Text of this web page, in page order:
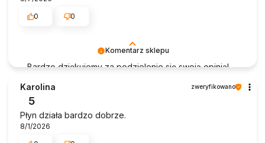
Komentarz sklepu
Bardzo dziękujemy za podzielenie się swoją opinią!
Pani oczekiwania, zwłaszcza w trudno dostępnych
miejscach w łazience. To wspaniale, że produkt
okazał się tak skuteczny i łatwy w użyciu. Dziękujemy
za polecenie i zaufanie do naszych produktów!
0
0
Karolina zweryfikowano
5
Płyn działa bardzo dobrze.
8/1/2026